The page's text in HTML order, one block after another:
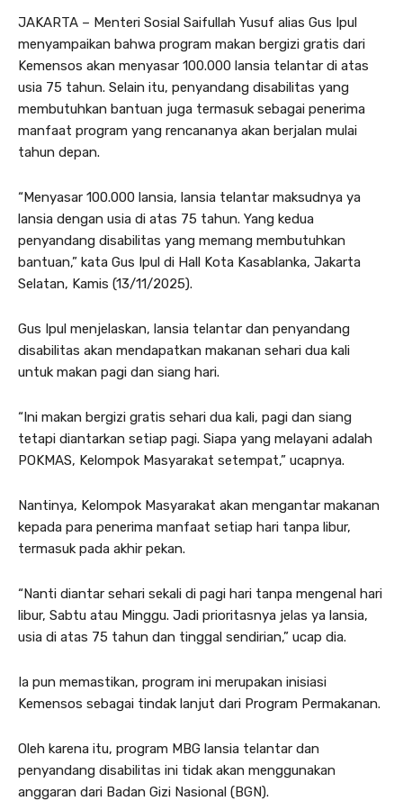
JAKARTA – Menteri Sosial Saifullah Yusuf alias Gus Ipul
menyampaikan bahwa program makan bergizi gratis dari
Kemensos akan menyasar 100.000 lansia telantar di atas
usia 75 tahun. Selain itu, penyandang disabilitas yang
membutuhkan bantuan juga termasuk sebagai penerima
manfaat program yang rencananya akan berjalan mulai
tahun depan.
“Menyasar 100.000 lansia, lansia telantar maksudnya ya
lansia dengan usia di atas 75 tahun. Yang kedua
penyandang disabilitas yang memang membutuhkan
bantuan,” kata Gus Ipul di Hall Kota Kasablanka, Jakarta
Selatan, Kamis (13/11/2025).
Gus Ipul menjelaskan, lansia telantar dan penyandang
disabilitas akan mendapatkan makanan sehari dua kali
untuk makan pagi dan siang hari.
“Ini makan bergizi gratis sehari dua kali, pagi dan siang
tetapi diantarkan setiap pagi. Siapa yang melayani adalah
POKMAS, Kelompok Masyarakat setempat,” ucapnya.
Nantinya, Kelompok Masyarakat akan mengantar makanan
kepada para penerima manfaat setiap hari tanpa libur,
termasuk pada akhir pekan.
“Nanti diantar sehari sekali di pagi hari tanpa mengenal hari
libur, Sabtu atau Minggu. Jadi prioritasnya jelas ya lansia,
usia di atas 75 tahun dan tinggal sendirian,” ucap dia.
Ia pun memastikan, program ini merupakan inisiasi
Kemensos sebagai tindak lanjut dari Program Permakanan.
Oleh karena itu, program MBG lansia telantar dan
penyandang disabilitas ini tidak akan menggunakan
anggaran dari Badan Gizi Nasional (BGN).